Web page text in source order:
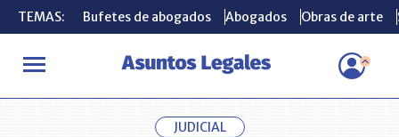
TEMAS: Bufetes de abogados Abogados Obras de arte
INICIO ACTUALIDAD Avalancha de demandas colectivas
TEMAS: Bufetes de abogados Abogados Obras de arte
JUDICIAL